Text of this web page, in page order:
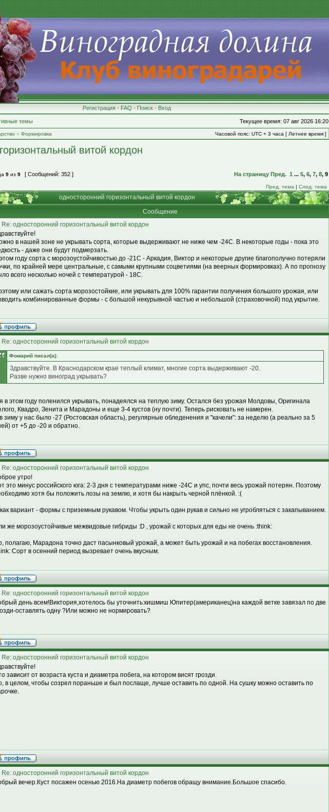
Регистрация • FAQ • Поиск • Вход
темы Текущее время: 07 авг 2026 16:20
» Формировка Часовой пояс: UTC + 3 часа [ Летнее время ]
витой кордон
9 из 9 [ Сообщений: 352 ] На страницу Пред. 1 ... 5, 6, 7, 8, 9
Пред. тема | След. тема
односторонний горизонтальный витой кордон
Сообщение
Re: односторонний горизонтальный витой кордон
в нашей зоне не укрывать сорта, которые выдерживают не ниже чем -24С. В некоторые годы - пока это
- даже они будут подмерзать.
году сорта с морозоустойчивостью до -21С - Аркадия, Виктор и некоторые другие благополучно потеряли
по крайней мере центральные, с самыми крупными соцветиями (на веерных формировках). А по прогнозу
всего несколько ночей с температурой - 18С.
или сажать сорта морозостойкие, или укрывать для 100% гарантии получения большого урожая, или
комбинированные формы - с большой некурывной частью и небольшой (страховочной) под укрытие.
Re: односторонний горизонтальный витой кордон
Фомарий писал(а):
Здравствуйте. В Краснодарском крае теплый климат, многие сорта выдерживают -20.
Разве нужно виноград укрывать?
в этом году поленился укрывать, понадеялся на теплую зиму. Остался без урожая Молдовы, Оригинала
Квадро, Зенита и Марадоны и еще 3-4 кустов (ну почти). Теперь рисковать не намерен.
зиму у нас было -27 (Ростовская область), регулярные обледенения и "качели": за неделю (а реально за 5
от +5 до -20 и обратно.
Re: односторонний горизонтальный витой кордон
утро!
это минус российского юга: 2-3 дня с температурами ниже -24С и упс, почти весь урожай потерян. Поэтому
хотя бы положить лозы на землю, и хотя бы накрыть черной плёнкой. :(
вариант - формы с приземным рукавом. Чтобы укрыть один рукав и сильно не угробляться с закапыванием.
же морозоустойчивые межвидовые гибриды :D , урожай с которых для еды не очень :think:
полагаю, Марадона точно даст пасынковый урожай, а может быть урожай и на побегах восстановления.
Сорт в осенний период вызревает очень вкусным.
Re: односторонний горизонтальный витой кордон
день всем!Виктория,хотелось бы уточнить:кишмиш Юпитер(американец)на каждой ветке завязал по две
оставлять одну ?Или можно не нормировать?
Re: односторонний горизонтальный витой кордон
зависит от возраста куста и диаметра побега, на котором висят грозди.
в целом, чтобы созрел пораньше и был послаще, лучше оставить по одной. На сушку можно оставить по
Re: односторонний горизонтальный витой кордон
вечер.Куст посажен осенью 2016.На диаметр побегов обращу внимание.Большое спасибо.